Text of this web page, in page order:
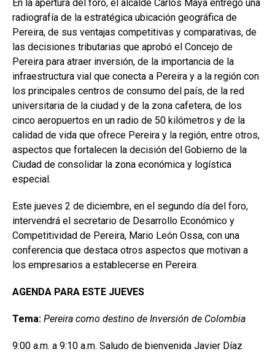
En la apertura del foro, el alcalde Carlos Maya entregó una
radiografía de la estratégica ubicación geográfica de
Pereira, de sus ventajas competitivas y comparativas, de
las decisiones tributarias que aprobó el Concejo de
Pereira para atraer inversión, de la importancia de la
infraestructura vial que conecta a Pereira y a la región con
los principales centros de consumo del país, de la red
universitaria de la ciudad y de la zona cafetera, de los
cinco aeropuertos en un radio de 50 kilómetros y de la
calidad de vida que ofrece Pereira y la región, entre otros,
aspectos que fortalecen la decisión del Gobierno de la
Ciudad de consolidar la zona económica y logística
especial.
Este jueves 2 de diciembre, en el segundo día del foro,
intervendrá el secretario de Desarrollo Económico y
Competitividad de Pereira, Mario León Ossa, con una
conferencia que destaca otros aspectos que motivan a
los empresarios a establecerse en Pereira.
AGENDA PARA ESTE JUEVES
Tema: Pereira como destino de Inversión de Colombia
9:00 a.m. a 9:10 a.m. Saludo de bienvenida Javier Díaz